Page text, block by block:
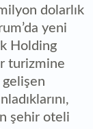
dolarlık
yeni
Holding
turizmine
şehir oteli